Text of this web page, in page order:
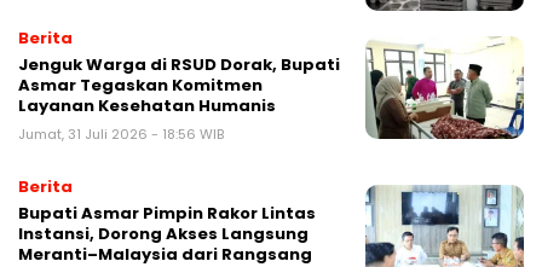
Berita
Jenguk Warga di RSUD Dorak, Bupati
Asmar Tegaskan Komitmen
Layanan Kesehatan Humanis
Jumat, 31 Juli 2026 - 18:56 WIB
Berita
Bupati Asmar Pimpin Rakor Lintas
Instansi, Dorong Akses Langsung
Meranti–Malaysia dari Rangsang